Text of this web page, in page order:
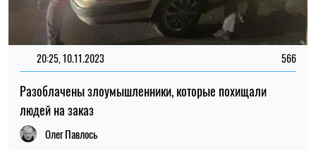
20:25, 10.11.2023 566
Разоблачены злоумышленники, которые похищали
людей на заказ
Олег Павлось